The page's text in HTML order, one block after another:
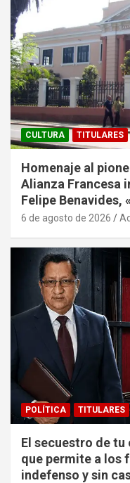
CULTURA TITULARES
Homenaje al
Alianza Francesa
Felipe Benavides,
6 de agosto de 2026
POLÍTICA TITULARES
El secuestro de
que permite a los
indefenso y sin